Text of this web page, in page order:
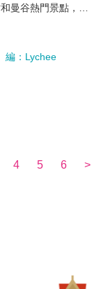
曼谷熱門景點，方
編：Lychee
4 5 6 >